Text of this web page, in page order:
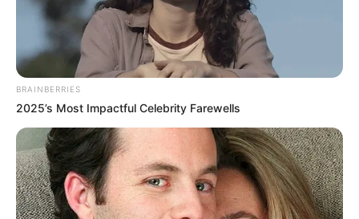
BRAINBERRIES
2025’s Most Impactful Celebrity Farewells